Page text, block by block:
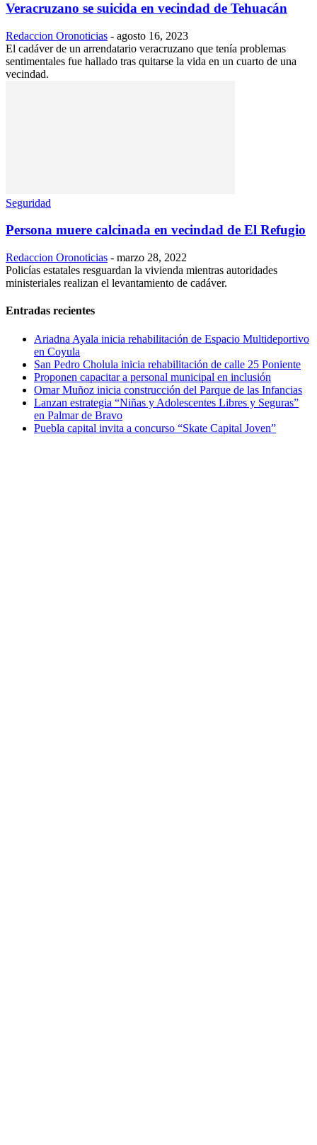
Veracruzano se suicida en vecindad de Tehuacán
Redaccion Oronoticias - agosto 16, 2023
El cadáver de un arrendatario veracruzano que tenía problemas
sentimentales fue hallado tras quitarse la vida en un cuarto de una
vecindad.
Seguridad
Persona muere calcinada en vecindad de El Refugio
Redaccion Oronoticias - marzo 28, 2022
Policías estatales resguardan la vivienda mientras autoridades
ministeriales realizan el levantamiento de cadáver.
Entradas recientes
Ariadna Ayala inicia rehabilitación de Espacio Multideportivo
en Coyula
San Pedro Cholula inicia rehabilitación de calle 25 Poniente
Proponen capacitar a personal municipal en inclusión
Omar Muñoz inicia construcción del Parque de las Infancias
Lanzan estrategia “Niñas y Adolescentes Libres y Seguras”
en Palmar de Bravo
Puebla capital invita a concurso “Skate Capital Joven”